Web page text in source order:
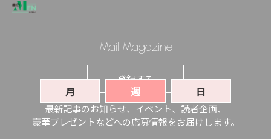
月 週 日
Mail Magazine
登録する
最新記事のお知らせ、イベント、読者企画、
豪華プレゼントなどへの応募情報をお届けします。